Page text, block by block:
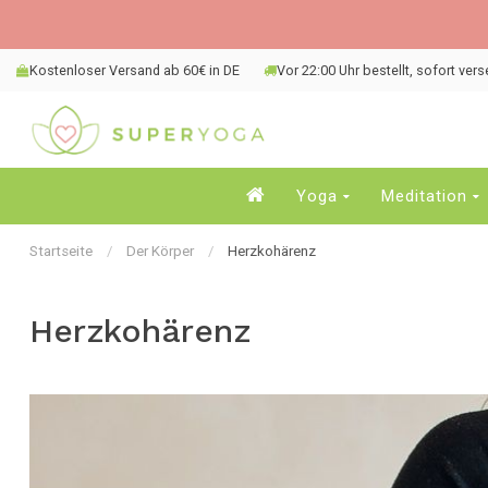
Kostenloser Versand ab 60€ in DE Vor 22:00 Uhr bestellt, sofort
Yoga Meditation
Startseite / Der Körper / Herzkohärenz
Herzkohärenz